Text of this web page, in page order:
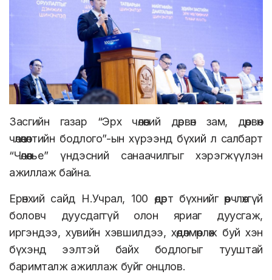
Засгийн газар “Эрх чөлөөний дөрвөн зам, дөрвөн
чөлөөлөлтийн бодлого”-ын хүрээнд бүхий л салбарт
“Чөлөөлье” үндэсний санаачилгыг хэрэгжүүлэн
ажиллаж байна.
Ерөнхий сайд Н.Учрал, 100 өдөрт бүхнийг өөрчлөхгүй
боловч дуусдаггүй олон яриаг дуусгаж,
иргэндээ, хувийн хэвшилдээ, хөдөлмөрлөж буй хэн
бүхэнд ээлтэй байх бодлогыг тууштай
баримталж ажиллаж буйг онцлов.